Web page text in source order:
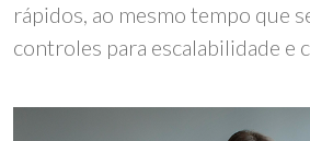
rápidos, ao mesmo tempo que
controles para escalabilidade e